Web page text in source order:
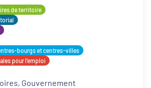
de territoire
bourgs et centres-villes
pour l’emploi
Gouvernement